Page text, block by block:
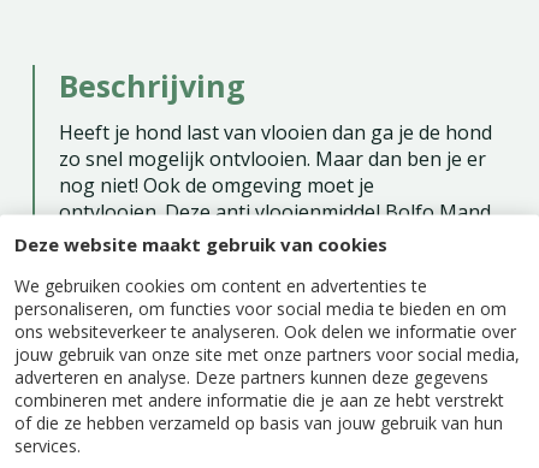
Deze website maakt gebruik van cookies
We gebruiken cookies om content en advertenties te
personaliseren, om functies voor social media te bieden en om
ons websiteverkeer te analyseren. Ook delen we informatie over
jouw gebruik van onze site met onze partners voor social media,
adverteren en analyse. Deze partners kunnen deze gegevens
combineren met andere informatie die je aan ze hebt verstrekt
of die ze hebben verzameld op basis van jouw gebruik van hun
services.
Beschrijving
Heeft je hond last van vlooien dan ga je de hond
zo snel mogelijk ontvlooien. Maar dan ben je er
nog niet! Ook de omgeving moet je
ontvlooien. Deze anti vlooienmiddel Bolfo Mand
en Tapijtspray is gemakkelijk in gebruik. Het is
de hondenmand en de rest van de omgeving.
Gebruik de spray voor preventief gebruik. Het is
ca. 4 tot 6 weken werkzaam.
Gebruik de Bolfo Mand en Tapijtspray nietop je
huisdier.